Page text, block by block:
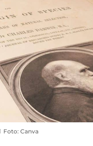
Foto: Canva